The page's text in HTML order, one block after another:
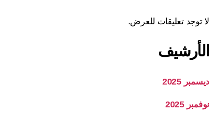
لا توجد تعليقات للعرض.
الأرشيف
ديسمبر 2025
نوفمبر 2025